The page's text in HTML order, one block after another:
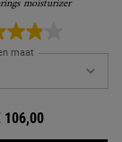
moisturizer
maat
106,00